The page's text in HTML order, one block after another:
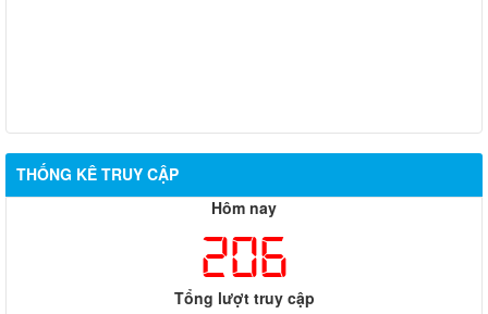
THỐNG KÊ TRUY CẬP
Hôm nay
206
Tổng lượt truy cập